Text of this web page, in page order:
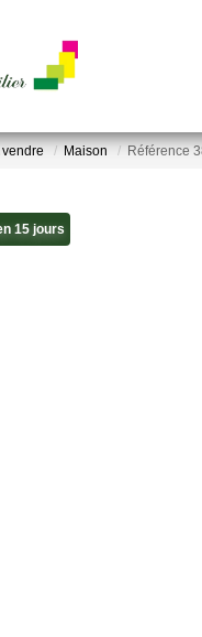
vendre Maison Référence
15 jours